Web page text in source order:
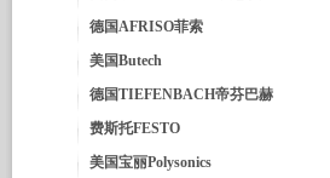
德国AFRISO菲索
美国Butech
德国TIEFENBACH帝芬巴赫
费斯托FESTO
美国宝丽Polysonics